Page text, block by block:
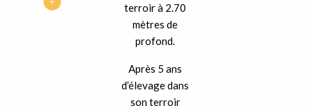
terroir à 2.70
mètres de
profond.
Après 5 ans
d’élevage dans
son terroir